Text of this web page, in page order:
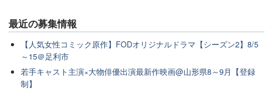
最近の募集情報
【人気女性コミック原作】FODオリジナルドラマ【シーズン2】8/5
～15＠足利市
若手キャスト主演×大物俳優出演最新作映画@山形県8～9月【登録
制】